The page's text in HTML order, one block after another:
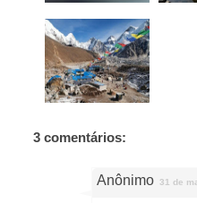
3 comentários:
Anônimo 31 de